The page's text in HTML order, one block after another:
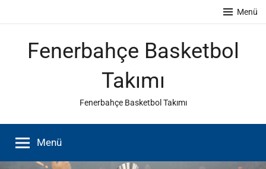
Menü
Fenerbahçe Basketbol
Takımı
Fenerbahçe Basketbol Takımı
Menü